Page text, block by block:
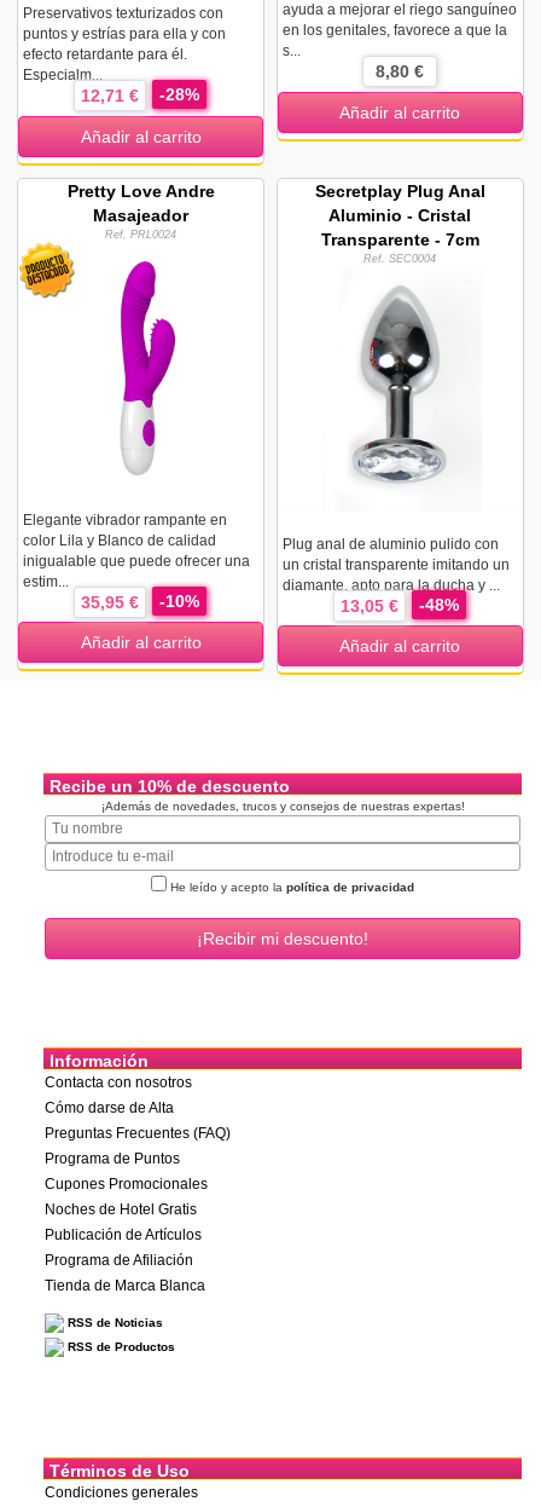
Preservativos texturizados con
puntos y estrías para ella y con
efecto retardante para él.
Especialm...
12,71 € -28%
Añadir al carrito
ayuda a mejorar el riego sanguíneo
en los genitales, favorece a que la
s...
8,80 €
Añadir al carrito
Pretty Love Andre
Masajeador
Ref. PRL0024
Elegante vibrador rampante en
color Lila y Blanco de calidad
inigualable que puede ofrecer una
estim...
35,95 € -10%
Añadir al carrito
Secretplay Plug Anal
Aluminio - Cristal
Transparente - 7cm
Ref. SEC0004
Plug anal de aluminio pulido con
un cristal transparente imitando un
diamante, apto para la ducha y ...
13,05 € -48%
Añadir al carrito
Recibe un 10% de descuento
¡Además de novedades, trucos y consejos de nuestras expertas!
He leído y acepto la política de privacidad
Información
Contacta con nosotros
Cómo darse de Alta
Preguntas Frecuentes (FAQ)
Programa de Puntos
Cupones Promocionales
Noches de Hotel Gratis
Publicación de Artículos
Programa de Afiliación
Tienda de Marca Blanca
RSS de Noticias
RSS de Productos
Términos de Uso
Condiciones generales